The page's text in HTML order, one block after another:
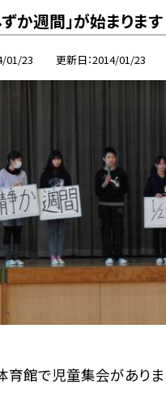
ずか週間」が始まります
01/23 更新日 2014/01/23
育館で児童集会がありま